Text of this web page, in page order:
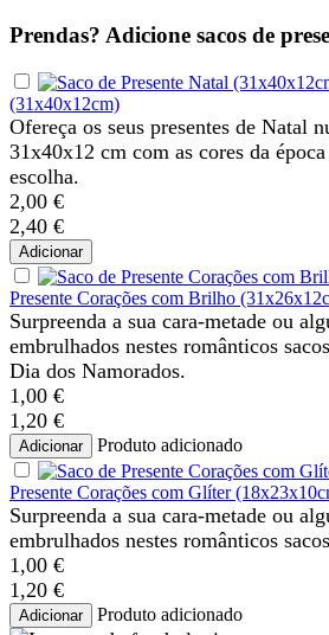
Prendas? Adicione sacos de
(31x40x12cm)
Ofereça os seus presentes de Natal
31x40x12 cm com as cores da
escolha.
2,00 €
2,40 €
Adicionar
Presente Corações com Brilho
Surpreenda a sua cara-metade ou
embrulhados nestes românticos
Dia dos Namorados.
1,00 €
1,20 €
Adicionar
Produto adicionado
Presente Corações com Glíter
Surpreenda a sua cara-metade ou
embrulhados nestes românticos
1,00 €
1,20 €
Adicionar Produto adicionado